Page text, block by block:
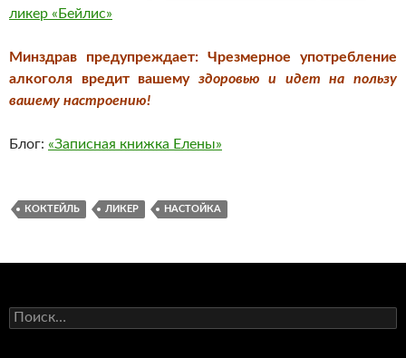
ликер «Бейлис»
Минздрав предупреждает: Чрезмерное употребление
алкоголя вредит вашему
здоровью и идет на пользу
вашему настроению!
Блог: «Записная книжка Елены»
КОКТЕЙЛЬ ЛИКЕР НАСТОЙКА
Найти: